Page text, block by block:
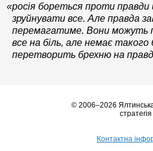
«росія бореться проти
зруйнувати все. Але правда
перемагатиме. Вони можуть
все на біль, але немає такого
перетворить брехню на
© 2006–2026
стратегія
Контактна